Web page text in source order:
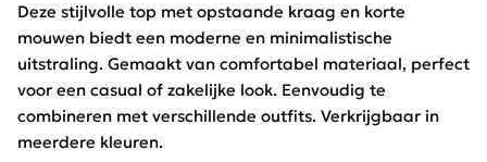
Deze stijlvolle top met opstaande kraag en korte
mouwen biedt een moderne en minimalistische
uitstraling. Gemaakt van comfortabel materiaal, perfect
voor een casual of zakelijke look. Eenvoudig te
combineren met verschillende outfits. Verkrijgbaar in
meerdere kleuren.